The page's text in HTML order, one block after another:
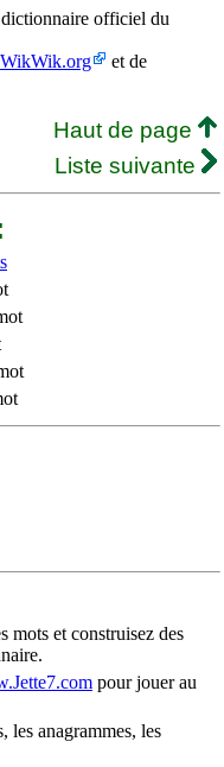
officiel du
WikWik.org
et de
Haut de page
Liste suivante
mots et construisez des
pour jouer au
les anagrammes, les